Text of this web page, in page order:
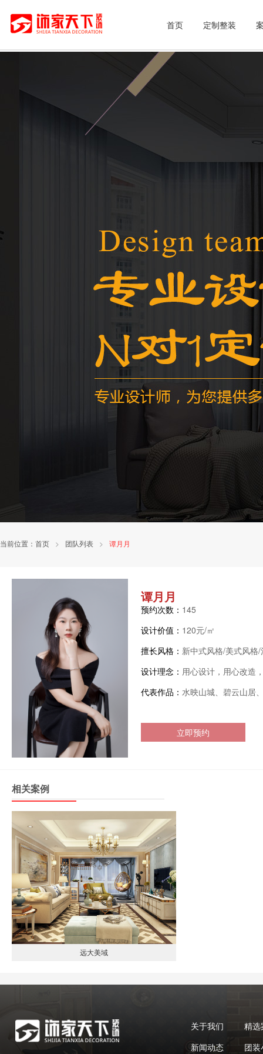
首页 定制整装
当前位置： 首页 > 团队列表 > 谭月月
谭月月
预约次数： 145
设计价值： 120元/㎡
擅长风格： 新中式风格/美式风格
设计理念： 用心设计，用心改造
代表作品： 水映山城、碧云山居
立即预约
相关案例
远大美域
关于我们
新闻动态
精选
团